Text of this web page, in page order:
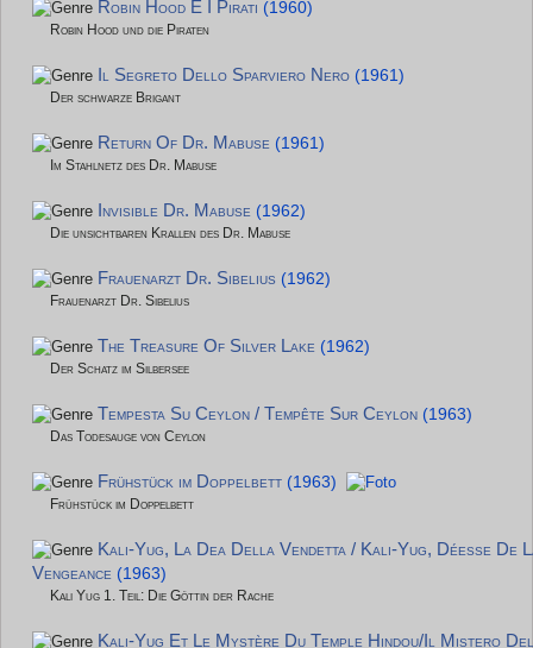
Robin Hood E I Pirati (1960)
Robin Hood und die Piraten
Il Segreto Dello Sparviero Nero (1961)
Der schwarze Brigant
Return Of Dr. Mabuse (1961)
Im Stahlnetz des Dr. Mabuse
Invisible Dr. Mabuse (1962)
Die unsichtbaren Krallen des Dr. Mabuse
Frauenarzt Dr. Sibelius (1962)
Frauenarzt Dr. Sibelius
The Treasure Of Silver Lake (1962)
Der Schatz im Silbersee
Tempesta Su Ceylon / Tempête Sur Ceylon (1963)
Das Todesauge von Ceylon
Frühstück im Doppelbett (1963)
Frühstück im Doppelbett
Kali-Yug, La Dea Della Vendetta / Kali-Yug, Déesse De
Vengeance (1963)
Kali Yug 1. Teil: Die Göttin der Rache
Kali-Yug Et Le Mystère Du Temple Hindou/Il Mistero Del